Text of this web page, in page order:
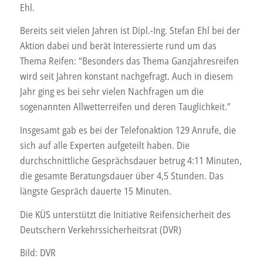
Ehl.
Bereits seit vielen Jahren ist Dipl.-Ing. Stefan Ehl bei der
Aktion dabei und berät Interessierte rund um das
Thema Reifen: “Besonders das Thema Ganzjahresreifen
wird seit Jahren konstant nachgefragt. Auch in diesem
Jahr ging es bei sehr vielen Nachfragen um die
sogenannten Allwetterreifen und deren Tauglichkeit.”
Insgesamt gab es bei der Telefonaktion 129 Anrufe, die
sich auf alle Experten aufgeteilt haben. Die
durchschnittliche Gesprächsdauer betrug 4:11 Minuten,
die gesamte Beratungsdauer über 4,5 Stunden. Das
längste Gespräch dauerte 15 Minuten.
Die KÜS unterstützt die Initiative Reifensicherheit des
Deutschern Verkehrssicherheitsrat (DVR)
Bild: DVR